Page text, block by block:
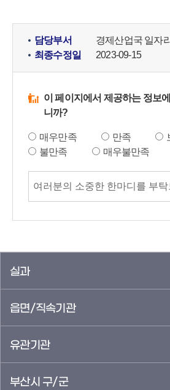
담당부서
경제산업국 일자
최종수정일
2023-09-15
이 페이지에서 제공하는 정보
니까?
매우만족 만족
불만족
매우불만족
실과
읍면/직속기관
유관기관
부산시 구/군